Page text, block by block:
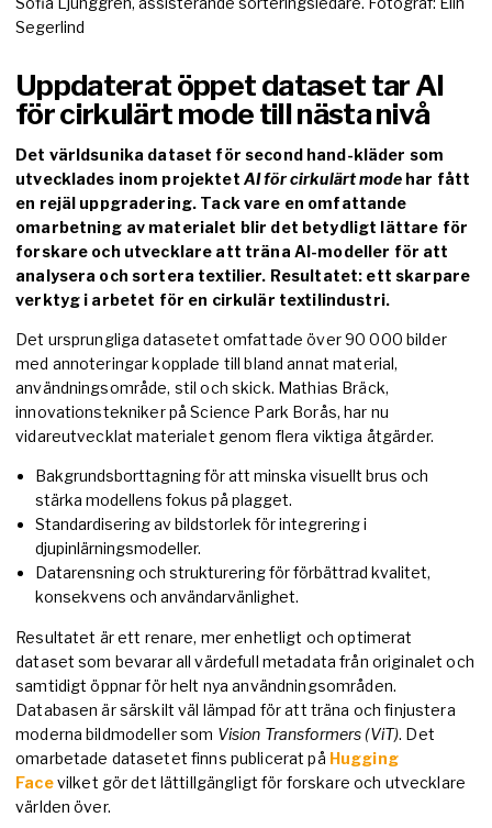
Segerlind
Uppdaterat öppet dataset tar AI
för cirkulärt mode till nästa nivå
Det världsunika dataset för second hand-kläder som
utvecklades inom projektet AI för cirkulärt modehar fått
en rejäl uppgradering. Tack vare en omfattande
omarbetning av materialet blir det betydligt lättare för
forskare och utvecklare att träna AI-modeller för att
analysera och sortera textilier. Resultatet: ett skarpare
verktyg i arbetet för en cirkulär textilindustri.
Det ursprungliga datasetet omfattade över 90 000 bilder
med annoteringar kopplade till bland annat material,
användningsområde, stil och skick. Mathias Bräck,
innovationstekniker på Science Park Borås, har nu
vidareutvecklat materialet genom flera viktiga åtgärder.
Bakgrundsborttagning för att minska visuellt brus och
stärka modellens fokus på plagget.
Standardisering av bildstorlek för integrering i
djupinlärningsmodeller.
Datarensning och strukturering för förbättrad kvalitet,
konsekvens och användarvänlighet.
Resultatet är ett renare, mer enhetligt och optimerat
dataset som bevarar all värdefull metadata från originalet och
samtidigt öppnar för helt nya användningsområden.
Databasen är särskilt väl lämpad för att träna och finjustera
moderna bildmodeller som Vision Transformers (ViT). Det
omarbetade datasetet finns publicerat på Hugging
Facevilket gör det lättillgängligt för forskare och utvecklare
världen över.